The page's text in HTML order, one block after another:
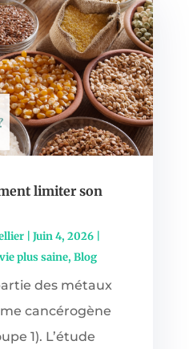
limiter son
| Juin 4, 2026|
plus saine, Blog
des métaux
cancérogène
1). L’étude